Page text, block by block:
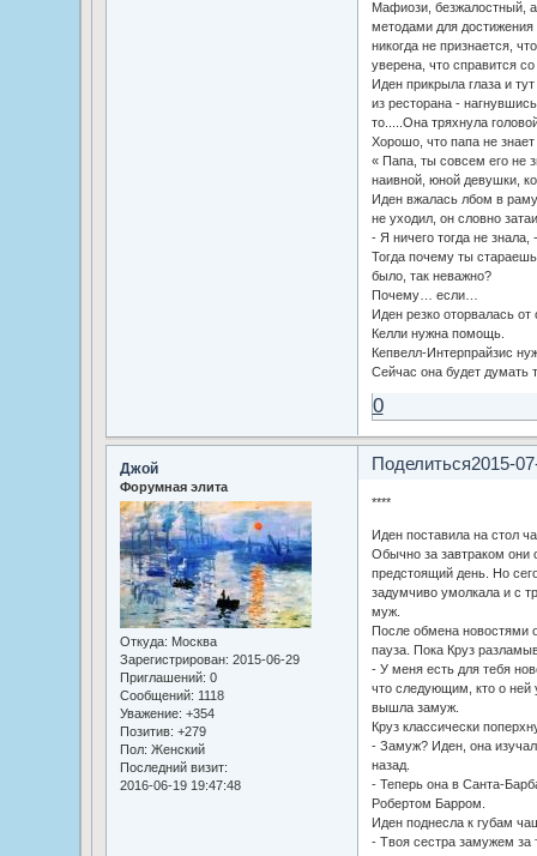
Мафиози, безжалостный,
методами для
никогда не признается,
уверена, что справится
Иден прикрыла глаза и
из ресторана -
то.....Она тряхнула
Хорошо, что папа не
« Папа, ты совсем его не
наивной, юной девушки,
Иден вжалась лбом в
не уходил, он словно
- Я ничего тогда не
Тогда почему ты
было, так неважно?
Почему… если…
Иден резко оторвалась
Келли нужна помощь.
Кепвелл-Интерпрайзис
Сейчас она будет думать
0
Поделиться2015-
Джой
Форумная элита
Откуда: Москва
Зарегистрирован: 2015-06-29
Приглашений: 0
Сообщений: 1118
Уважение: +354
Позитив: +279
Пол: Женский
Последний визит:
2016-06-19 19:47:48
****
Иден поставила на стол
Обычно за завтраком они
предстоящий день. Но
задумчиво умолкала и с
муж.
После обмена новостями
пауза. Пока Круз
- У меня есть для тебя
что следующим, кто о ней
вышла замуж.
Круз классически
- Замуж? Иден, она
назад.
- Теперь она в Санта-
Робертом Барром.
Иден поднесла к губам
- Твоя сестра замужем